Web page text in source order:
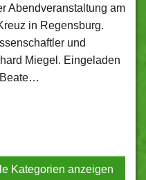
Abendveranstaltung am
in Regensburg.
und
Miegel. Eingeladen
Beate…
Kategorien anzeigen